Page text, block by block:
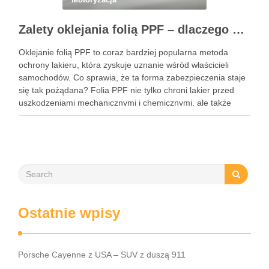
Zalety oklejania folią PPF – dlaczego warto zainwestować w ochronę lakieru?
Oklejanie folią PPF to coraz bardziej popularna metoda
ochrony lakieru, która zyskuje uznanie wśród właścicieli
samochodów. Co sprawia, że ta forma zabezpieczenia staje
się tak pożądana? Folia PPF nie tylko chroni lakier przed
uszkodzeniami mechanicznymi i chemicznymi, ale także
zachowuje estetykę pojazdu przez wiele lat. Dzięki swoim
Ostatnie wpisy
Porsche Cayenne z USA – SUV z duszą 911